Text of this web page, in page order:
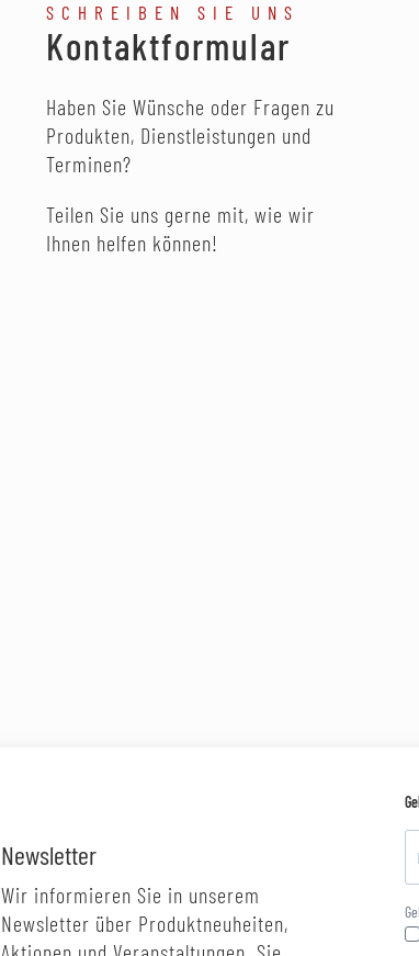
SCHREIBEN SIE UNS
Kontaktformular
Haben Sie Wünsche oder Fragen zu
Produkten, Dienstleistungen und
Terminen?
Teilen Sie uns gerne mit, wie wir
Ihnen helfen können!
Newsletter
Wir informieren Sie in unserem
Newsletter über Produktneuheiten,